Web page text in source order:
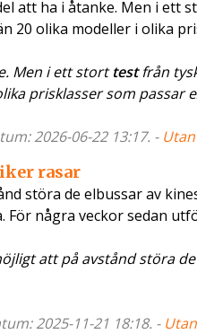
att ha i åtanke. Men i ett
20 olika modeller i olika
Men i ett storttestfrån
prisklasser som passar
2026-06-22 13:17. -
rasar
störa de elbussar av
några veckor sedan
att på avstånd störa
2025-11-21 18:18. -